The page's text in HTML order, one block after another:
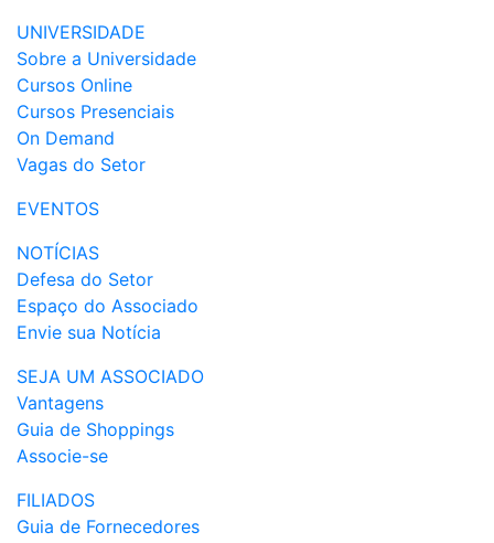
UNIVERSIDADE
Sobre a Universidade
Cursos Online
Cursos Presenciais
On Demand
Vagas do Setor
EVENTOS
NOTÍCIAS
Defesa do Setor
Espaço do Associado
Envie sua Notícia
SEJA UM ASSOCIADO
Vantagens
Guia de Shoppings
Associe-se
FILIADOS
Guia de Fornecedores